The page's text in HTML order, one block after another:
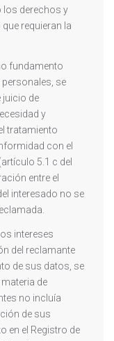
los derechos y
requieran la
fundamento
se
juicio de
y
tratamiento
con el
5.1 c del
entre el
interesado no se
intereses
del reclamante
de sus datos, se
de
no incluía
de sus
en el Registro de